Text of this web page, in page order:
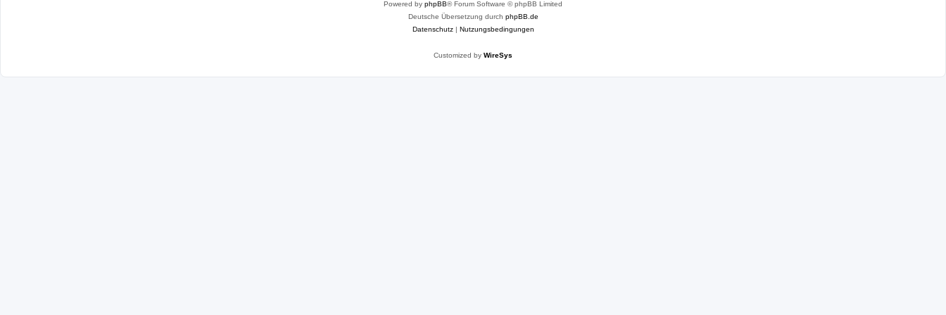
Powered by phpBB® Forum Software © phpBB Limited
Deutsche Übersetzung durch phpBB.de
Datenschutz| Nutzungsbedingungen
Customized by WireSys